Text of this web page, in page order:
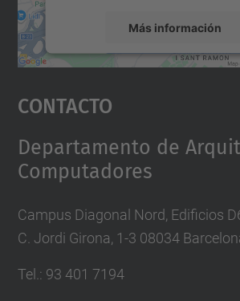
Más información
Aceptar
powered by
Contacto
Departamento de
Computadores
Campus Diagonal Nord, Edificios
C. Jordi Girona, 1-3 08034
Tel.: 93 401 7194